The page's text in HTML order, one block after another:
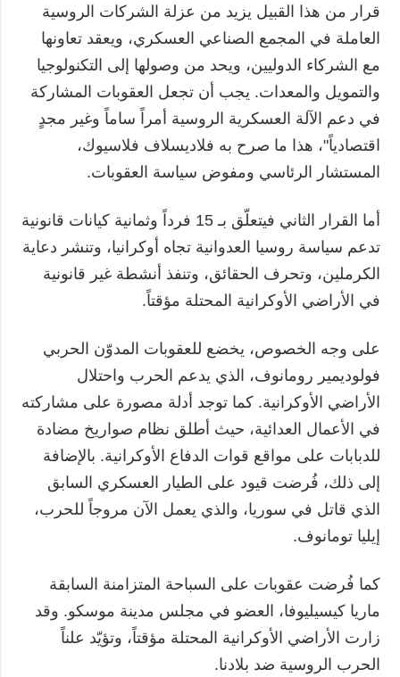
قرار من هذا القبيل يزيد من عزلة الشركات الروسية
العاملة في المجمع الصناعي العسكري، ويعقد تعاونها
مع الشركاء الدوليين، ويحد من وصولها إلى التكنولوجيا
والتمويل والمعدات. يجب أن تجعل العقوبات المشاركة
في دعم الآلة العسكرية الروسية أمراً ساماً وغير مجدٍ
اقتصادياً"، هذا ما صرح به فلاديسلاف فلاسيوك،
المستشار الرئاسي ومفوض سياسة العقوبات.
أما القرار الثاني فيتعلّق بـ 15 فرداً وثمانية كيانات قانونية
تدعم سياسة روسيا العدوانية تجاه أوكرانيا، وتنشر دعاية
الكرملين، وتحرف الحقائق، وتنفذ أنشطة غير قانونية
في الأراضي الأوكرانية المحتلة مؤقتاً.
على وجه الخصوص، يخضع للعقوبات المدوّن الحربي
فولوديمير رومانوف، الذي يدعم الحرب واحتلال
الأراضي الأوكرانية. كما توجد أدلة مصورة على مشاركته
في الأعمال العدائية، حيث أطلق نظام صواريخ مضادة
للدبابات على مواقع قوات الدفاع الأوكرانية. بالإضافة
إلى ذلك، فُرضت قيود على الطيار العسكري السابق
الذي قاتل في سوريا، والذي يعمل الآن مروجاً للحرب،
إيليا تومانوف.
كما فُرضت عقوبات على السباحة المتزامنة السابقة
ماريا كيسيليوفا، العضو في مجلس مدينة موسكو. وقد
زارت الأراضي الأوكرانية المحتلة مؤقتاً، وتؤيّد علناً
الحرب الروسية ضد بلادنا.